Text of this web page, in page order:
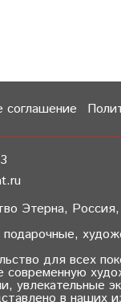
соглашение
Этерна,
для всех
современную
увлекательные